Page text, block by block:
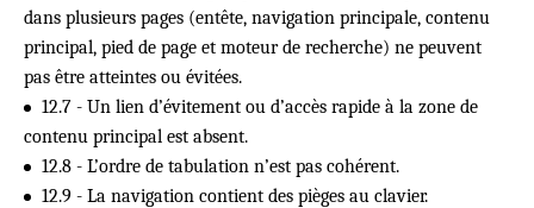
dans plusieurs pages (entête, navigation principale, contenu
principal, pied de page et moteur de recherche) ne peuvent
pas être atteintes ou évitées.
12.7 - Un lien d’évitement ou d’accès rapide à la zone de
contenu principal est absent.
12.8 - L’ordre de tabulation n’est pas cohérent.
12.9 - La navigation contient des pièges au clavier.